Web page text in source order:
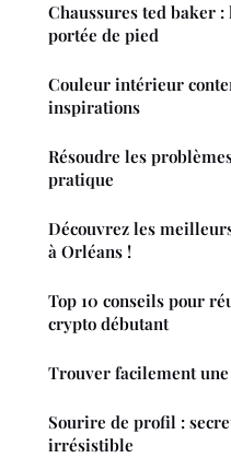
Chaussures ted baker
portée de pied
Couleur intérieur
inspirations
Résoudre les
pratique
Découvrez les
à Orléans !
Top 10 conseils pour
crypto débutant
Trouver facilement
Sourire de profil :
irrésistible